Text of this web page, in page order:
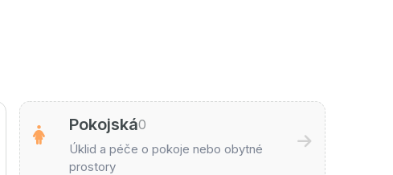
Pokojská0
Úklid a péče o pokoje nebo obytné
prostory